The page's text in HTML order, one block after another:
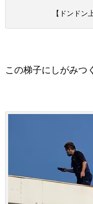
【ドンドン
この梯子にしがみつ